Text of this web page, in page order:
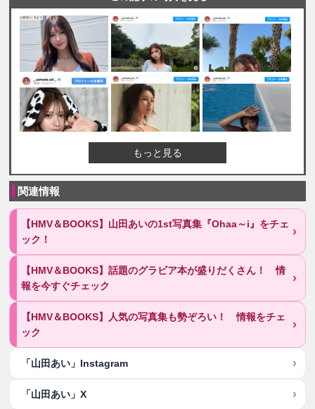
もっと見る
関連情報
【HMV＆BOOKS】山田あいの1st写真集『Ohaa～i』をチェ
ック！
【HMV＆BOOKS】話題のグラビア本が盛りだくさん！ 情
報を今すぐチェック
【HMV＆BOOKS】人気の写真集も勢ぞろい！ 情報をチェ
ック
「山田あい」Instagram
「山田あい」X